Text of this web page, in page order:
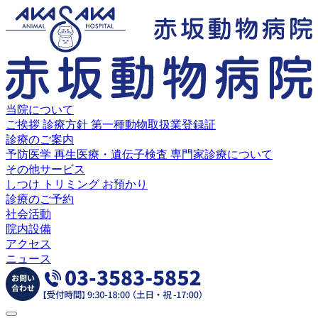
当院について
ご挨拶 診療方針 第一種動物取扱業登録証
診療のご案内
予防医学 再生医療・遺伝子検査 専門家診療について
その他サービス
しつけ
トリミング お預かり
診療のご予約
社会活動
院内設備
アクセス
ニュース